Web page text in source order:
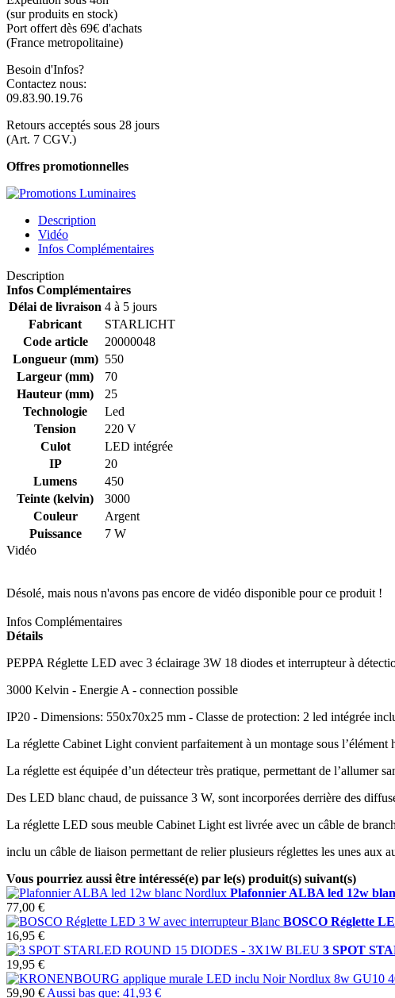
(sur produits en stock)
Port offert dès 69€ d'achats
(France metropolitaine)
Besoin d'Infos?
Contactez nous:
09.83.90.19.76
Retours acceptés sous 28 jours
(Art. 7 CGV.)
Offres promotionnelles
Description
Vidéo
Infos Complémentaires
Description
Infos Complémentaires
Délai de livraison 4 à 5 jours
Fabricant
STARLICHT
Code article
20000048
Longueur (mm) 550
Largeur (mm)
70
Hauteur (mm)
25
Technologie
Led
Tension
220 V
Culot
LED intégrée
IP
20
Lumens
450
Teinte (kelvin)
3000
Couleur
Argent
Puissance
7 W
Vidéo
Désolé, mais nous n'avons pas encore de vidéo disponible pour ce produit !
Infos Complémentaires
Détails
PEPPA Réglette LED avec 3 éclairage 3W 18 diodes et interrupteur à
3000 Kelvin - Energie A - connection possible
IP20 - Dimensions: 550x70x25 mm - Classe de protection: 2 led intégrée
La réglette Cabinet Light convient parfaitement à un montage sous
La réglette est équipée d’un détecteur très pratique, permettant de l’allumer
Des LED blanc chaud, de puissance 3 W, sont incorporées derrière des
La réglette LED sous meuble Cabinet Light est livrée avec un câble de
inclu un câble de liaison permettant de relier plusieurs réglettes les unes aux
Vous pourriez aussi être intéressé(e) par le(s) produit(s) suivant(s)
Plafonnier ALBA led 12w
77,00 €
BOSCO Réglette
16,95 €
3 SPOT
19,95 €
59,90 € Aussi bas que: 41,93 €